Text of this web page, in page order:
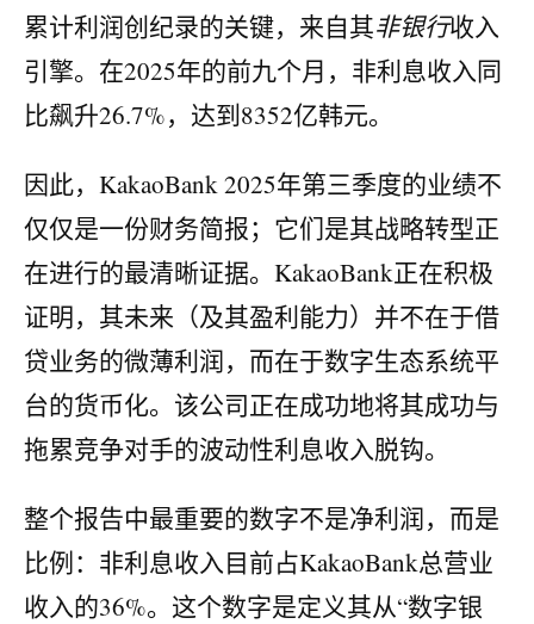
累计利润创纪录的关键，来自其非银行收入
引擎。在2025年的前九个月，非利息收入同
比飙升26.7%，达到8352亿韩元。
因此，KakaoBank 2025年第三季度的业绩不
仅仅是一份财务简报；它们是其战略转型正
在进行的最清晰证据。KakaoBank正在积极
证明，其未来（及其盈利能力）并不在于借
贷业务的微薄利润，而在于数字生态系统平
台的货币化。该公司正在成功地将其成功与
拖累竞争对手的波动性利息收入脱钩。
整个报告中最重要的数字不是净利润，而是
比例：非利息收入目前占KakaoBank总营业
收入的36%。这个数字是定义其从“数字银